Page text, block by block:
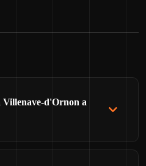
d'Ornon a